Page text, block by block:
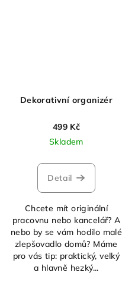
Dekorativní organizér
499 Kč
Skladem
Detail
Chcete mít originální
pracovnu nebo kancelář? A
nebo by se vám hodilo malé
zlepšovadlo domů? Máme
pro vás tip: praktický, velký
a hlavně hezký...